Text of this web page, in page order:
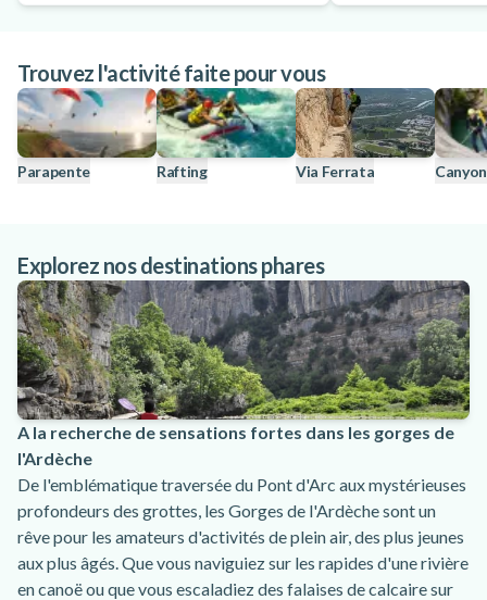
Trouvez l'activité faite pour vous
Parapente Rafting Via Ferrata
Explorez nos destinations phares
A la recherche de sensations fortes dans les gorges de
l'Ardèche
De l'emblématique traversée du Pont d'Arc aux mystérieuses
profondeurs des grottes, les Gorges de l'Ardèche sont un
rêve pour les amateurs d'activités de plein air, des plus jeunes
aux plus âgés. Que vous naviguiez sur les rapides d'une rivière
en canoë ou que vous escaladiez des falaises de calcaire sur